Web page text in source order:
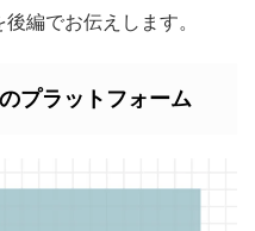
編でお伝えします。
プラットフォーム